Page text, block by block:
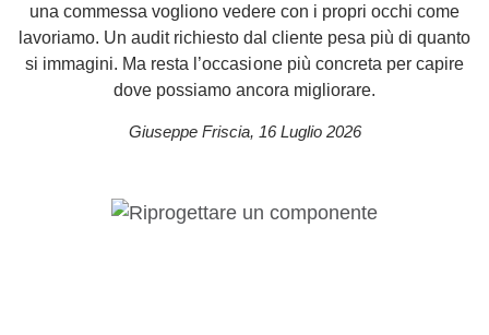
una commessa vogliono vedere con i propri occhi come
lavoriamo. Un audit richiesto dal cliente pesa più di quanto
si immagini. Ma resta l’occasione più concreta per capire
dove possiamo ancora migliorare.
Giuseppe Friscia, 16 Luglio 2026